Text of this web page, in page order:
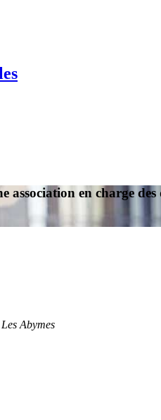
association en charge
Abymes